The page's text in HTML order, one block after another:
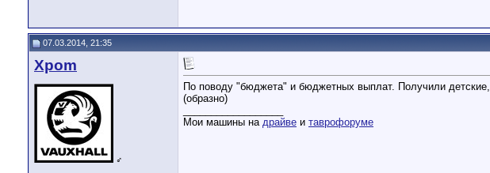
07.03.2014, 21:35
Xpom
♂
По поводу "бюджета" и бюджетных выплат. Получили
(образно)
Мои машины на драйве и таврофоруме